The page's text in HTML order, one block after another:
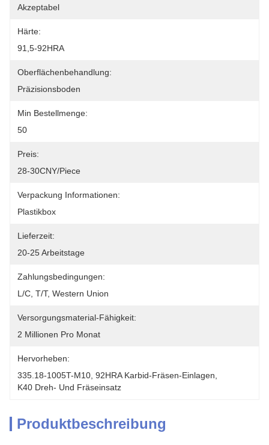
Akzeptabel
Härte:
91,5-92HRA
Oberflächenbehandlung:
Präzisionsboden
Min Bestellmenge:
50
Preis:
28-30CNY/piece
Verpackung Informationen:
Plastikbox
Lieferzeit:
20-25 Arbeitstage
Zahlungsbedingungen:
L/C, T/T, Western Union
Versorgungsmaterial-Fähigkeit:
2 Millionen Pro Monat
Hervorheben:
335.18-1005T-M10 92HRA Karbid-Fräsen-Einlagen
K40 Dreh- Und Fräseinsatz
Produktbeschreibung